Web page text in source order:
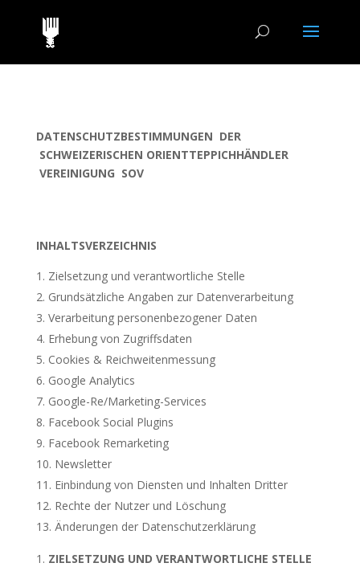
DATENSCHUTZBESTIMMUNGEN DER
SCHWEIZERISCHEN ORIENTTEPPICHHÄNDLER
VEREINIGUNG SOV
INHALTSVERZEICHNIS
Zielsetzung und verantwortliche Stelle
Grundsätzliche Angaben zur Datenverarbeitung
Verarbeitung personenbezogener Daten
Erhebung von Zugriffsdaten
Cookies & Reichweitenmessung
Google Analytics
Google-Re/Marketing-Services
Facebook Social Plugins
Facebook Remarketing
Newsletter
Einbindung von Diensten und Inhalten Dritter
Rechte der Nutzer und Löschung
Änderungen der Datenschutzerklärung
ZIELSETZUNG UND VERANTWORTLICHE STELLE